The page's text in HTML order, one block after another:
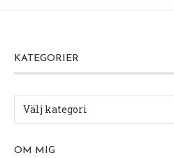
KATEGORIER
OM MIG